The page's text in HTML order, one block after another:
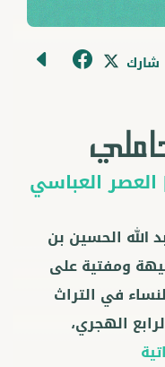
شارك
العصر العباسي
الله الحسين بن
ومفتية على
في التراث
الهجري،